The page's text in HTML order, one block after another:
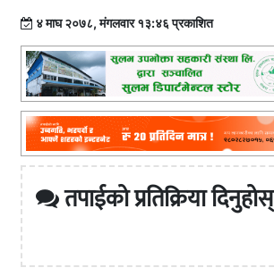
४ माघ २०७८, मंगलवार १३:४६ प्रकाशित
तपाईको प्रतिक्रिया दिनुहोस्